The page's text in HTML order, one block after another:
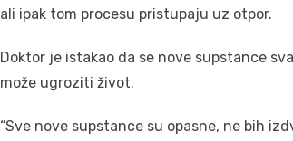
ali ipak tom procesu pristupaju uz otpor.
Doktor je istakao da se nove supstance
može ugroziti život.
“Sve nove supstance su opasne, ne bih